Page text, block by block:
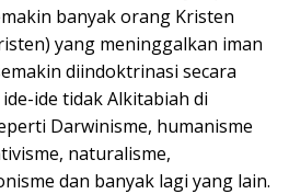
banyak orang Kristen
yang meninggalkan iman
diindoktrinasi secara
ide tidak Alkitabiah di
Darwinisme, humanisme
naturalisme,
dan banyak lagi yang lain.